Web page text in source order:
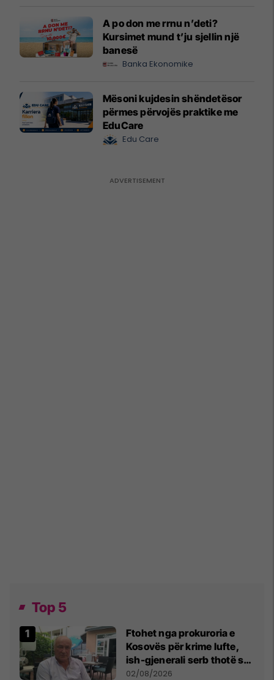
A po don me rrnu n’deti?
Kursimet mund t’ju sjellin një
banesë
Banka Ekonomike
Mësoni kujdesin shëndetësor
përmes përvojës praktike me
EduCare
Edu Care
Top 5
Ftohet nga prokuroria e
Kosovës për krime lufte,
ish-gjenerali serb thotë se
dikush e tradhtoi në
02/08/2026